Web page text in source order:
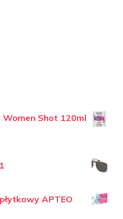
Shot 120ml
APTEO